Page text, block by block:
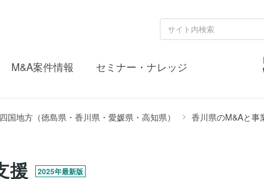
M&A案件情報 セミナー・ナレッジ
四国地方（徳島県・香川県・愛媛県・高知県） 香川県のM&Aと事
援 2025年最新版